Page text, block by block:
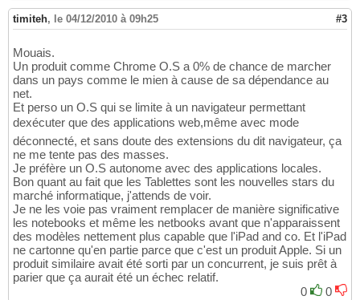
timiteh, le 04/12/2010 à 09h25 #3
Mouais.
Un produit comme Chrome O.S a 0% de chance de marcher
dans un pays comme le mien à cause de sa dépendance au
net.
Et perso un O.S qui se limite à un navigateur permettant
dexécuter que des applications web,même avec mode
déconnecté, et sans doute des extensions du dit navigateur, ça
ne me tente pas des masses.
Je préfère un O.S autonome avec des applications locales.
Bon quant au fait que les Tablettes sont les nouvelles stars du
marché informatique, j'attends de voir.
Je ne les voie pas vraiment remplacer de manière significative
les notebooks et même les netbooks avant que n'apparaissent
des modèles nettement plus capable que l'iPad and co. Et l'iPad
ne cartonne qu'en partie parce que c'est un produit Apple. Si un
produit similaire avait été sorti par un concurrent, je suis prêt à
parier que ça aurait été un échec relatif.
0
0